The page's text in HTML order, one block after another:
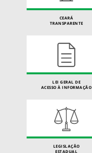
CEARÁ
TRANSPARENTE
LEI GERAL DE
ACESSO À INFORMAÇÃO
LEGISLAÇÃO
ESTADUAL